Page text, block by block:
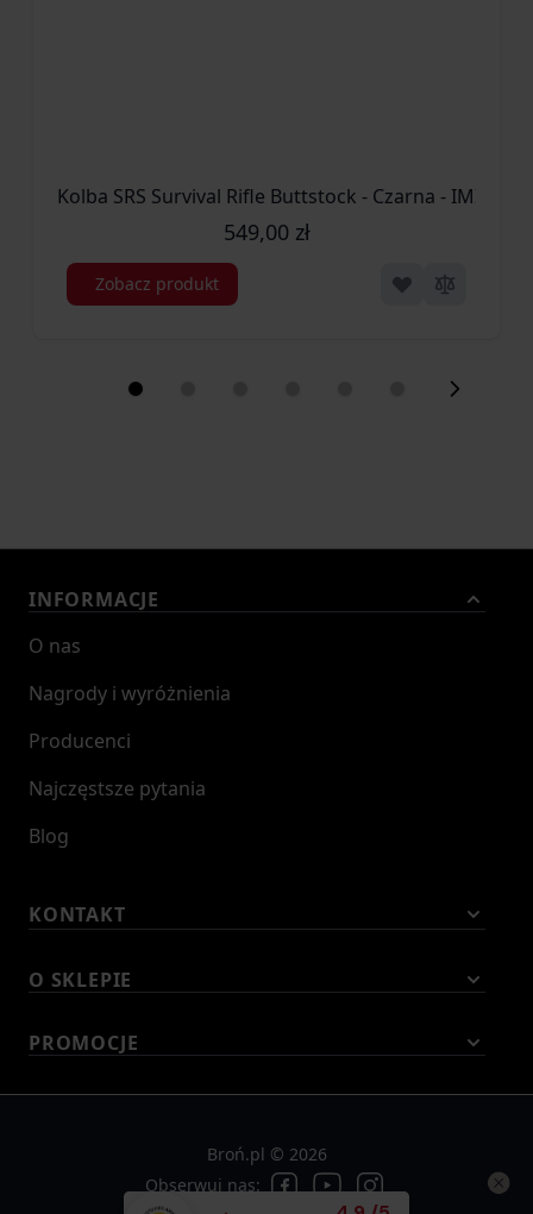
Kolba SRS Survival Rifle Buttstock - Czarna - IMI-
549,00 zł
Zobacz produkt
INFORMACJE
O nas
Nagrody i wyróżnienia
Producenci
Najczęstsze pytania
Blog
KONTAKT
O SKLEPIE
PROMOCJE
Broń.pl © 2026
Obserwuj nas: